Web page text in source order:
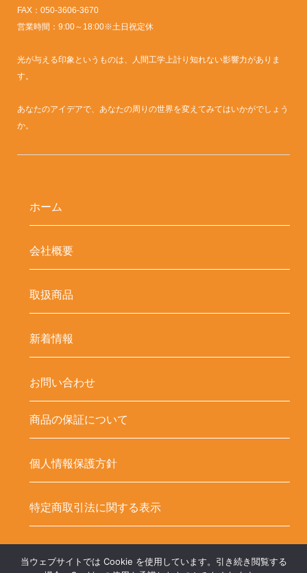
FAX：050-3606-3670
営業時間：9:00～18:00※土日祝定休
光が与える印象というものは、人間工学上計り知れない影響力がありま
す。
あなたのアイデアで、あなたの周りの世界を変えてみてはいかがでしょう
か。
ホーム
会社概要
取扱商品
新着情報
お問い合わせ
商品の保証について
個人情報保護方針
特定商取引法に関する表示
当ウェブサイトでは Cookie を使用しています。引き続き閲覧する